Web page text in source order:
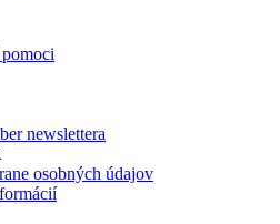
newslettera
osobných údajov